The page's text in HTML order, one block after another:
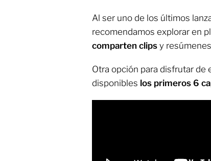
Al ser uno de los últimos
recomendamos explorar en
comparten clips y
Otra opción para disfrutar de
disponibles los primeros 6